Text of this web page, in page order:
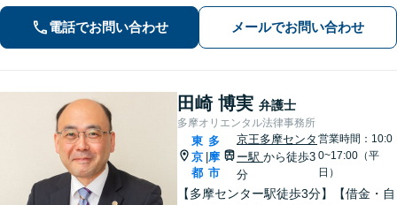
婚・医療問題はぜひご相談ください。
【休日・夜間相談可／忙しい方にも安
心の柔軟なサポート体制】
電話でお問い合わせ メールでお問い合わせ
田崎 博実 弁護士
多摩オリエンタル法律事務所
東
京
都
多
摩
市
京王多摩センタ
ー駅から徒歩3
分
営業時間：10:0
0~17:00（平
日）
【多摩センター駅徒歩3分】【借金・自